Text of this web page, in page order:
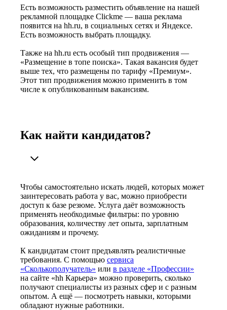
Есть возможность разместить объявление на нашей
рекламной площадке Clickme — ваша реклама
появится на hh.ru, в социальных сетях и Яндексе.
Есть возможность выбрать площадку.
Также на hh.ru есть особый тип продвижения —
«Размещение в топе поиска». Такая вакансия будет
выше тех, что размещены по тарифу «Премиум».
Этот тип продвижения можно применить в том
числе к опубликованным вакансиям.
Как найти кандидатов?
Чтобы самостоятельно искать людей, которых может
заинтересовать работа у вас, можно приобрести
доступ к базе резюме. Услуга даёт возможность
применять необходимые фильтры: по уровню
образования, количеству лет опыта, зарплатным
ожиданиям и прочему.
К кандидатам стоит предъявлять реалистичные
требования. С помощью сервиса
«Сколькополучатель» или в разделе «Профессии»
на сайте «hh Карьера» можно проверить, сколько
получают специалисты из разных сфер и с разным
опытом. А ещё — посмотреть навыки, которыми
обладают нужные работники.